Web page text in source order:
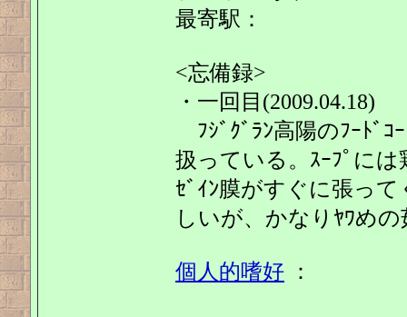
最寄駅：
<忘備録>
・一回目(2009.04.18)
ﾌｼﾞｸﾞﾗﾝ高陽のﾌｰﾄﾞｺ
扱っている。ｽｰﾌﾟに
ｾﾞｲﾝ膜がすぐに張っ
しいが、かなりﾔﾜめ
個人的嗜好 ：